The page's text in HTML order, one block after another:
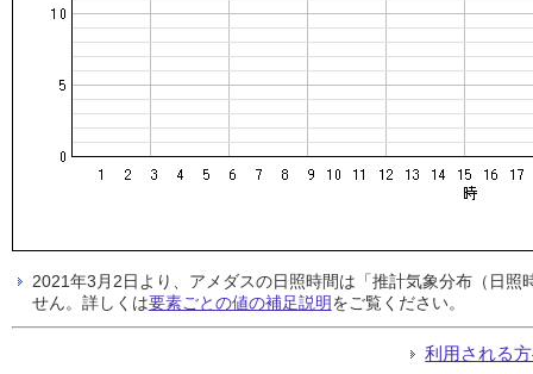
2021年3月2日より、アメダスの日照時間は「推計気象分布（日
せん。詳しくは要素ごとの値の補足説明をご覧ください。
利用される